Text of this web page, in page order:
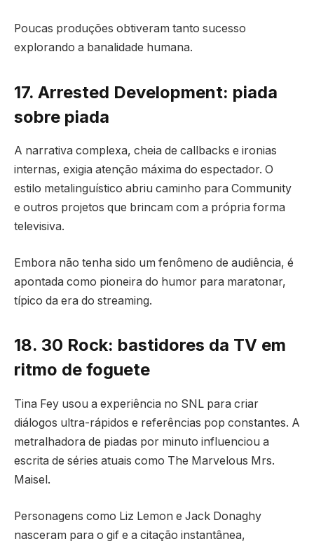
Poucas produções obtiveram tanto sucesso
explorando a banalidade humana.
17. Arrested Development: piada
sobre piada
A narrativa complexa, cheia de callbacks e ironias
internas, exigia atenção máxima do espectador. O
estilo metalinguístico abriu caminho para Community
e outros projetos que brincam com a própria forma
televisiva.
Embora não tenha sido um fenômeno de audiência, é
apontada como pioneira do humor para maratonar,
típico da era do streaming.
18. 30 Rock: bastidores da TV em
ritmo de foguete
Tina Fey usou a experiência no SNL para criar
diálogos ultra-rápidos e referências pop constantes. A
metralhadora de piadas por minuto influenciou a
escrita de séries atuais como The Marvelous Mrs.
Maisel.
Personagens como Liz Lemon e Jack Donaghy
nasceram para o gif e a citação instantânea,